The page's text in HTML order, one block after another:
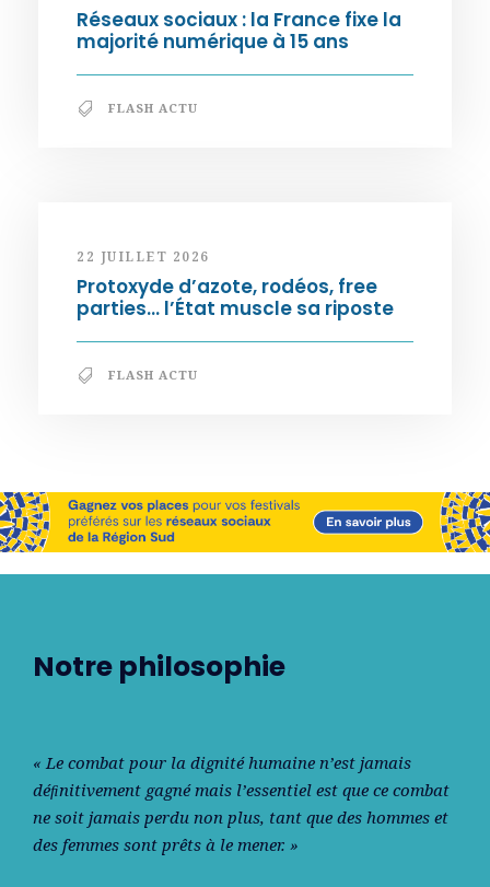
Réseaux sociaux : la France fixe la
majorité numérique à 15 ans
FLASH ACTU
22 JUILLET 2026
Protoxyde d’azote, rodéos, free
parties… l’État muscle sa riposte
FLASH ACTU
Notre philosophie
« Le combat pour la dignité humaine n’est jamais
déﬁnitivement gagné mais l’essentiel est que ce combat
ne soit jamais perdu non plus, tant que des hommes et
des femmes sont prêts à le mener. »